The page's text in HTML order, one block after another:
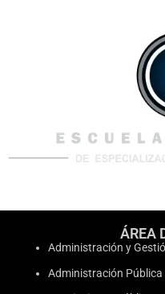
ÁREA
Administración y
Administración Pública